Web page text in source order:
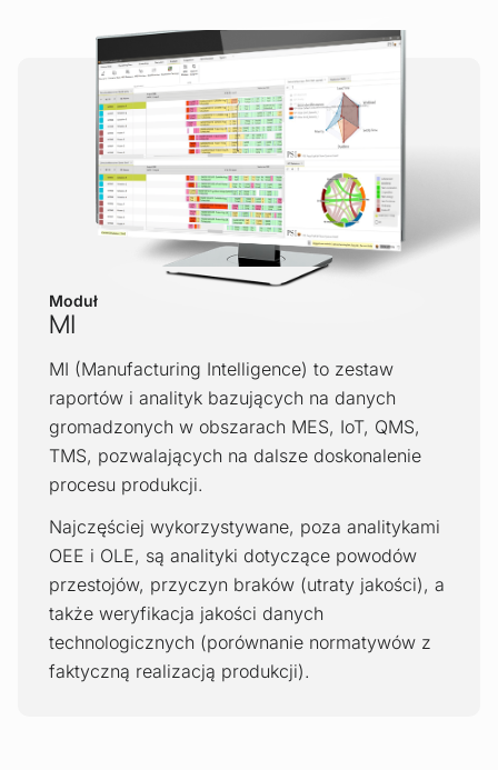
Moduł
MI
MI (Manufacturing Intelligence) to zestaw
raportów i analityk bazujących na danych
gromadzonych w obszarach MES, IoT, QMS,
TMS, pozwalających na dalsze doskonalenie
procesu produkcji.
Najczęściej wykorzystywane, poza analitykami
OEE i OLE, są analityki dotyczące powodów
przestojów, przyczyn braków (utraty jakości), a
także weryfikacja jakości danych
technologicznych (porównanie normatywów z
faktyczną realizacją produkcji).